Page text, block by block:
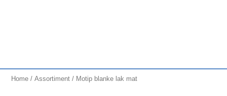
Home /Assortiment / Motip blanke lak mat